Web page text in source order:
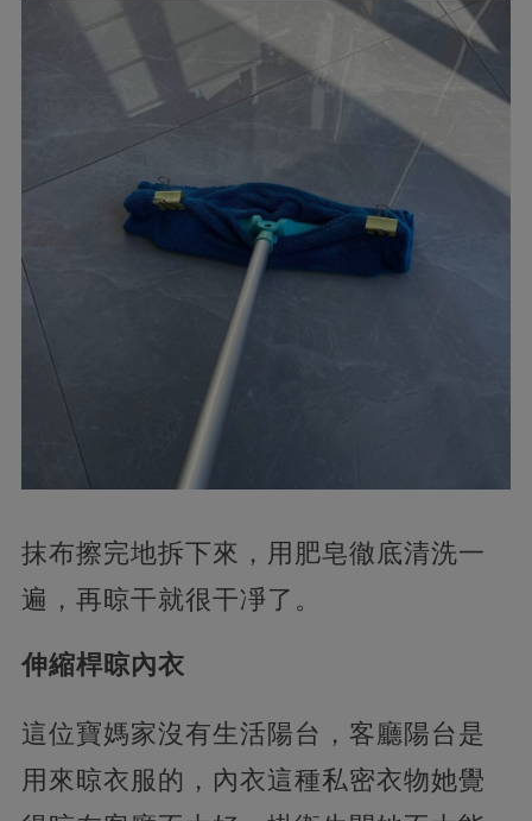
抹布擦完地拆下來，用肥皂徹底清洗一
遍，再晾干就很干凈了。
伸縮桿晾內衣
這位寶媽家沒有生活陽台，客廳陽台是
用來晾衣服的，內衣這種私密衣物她覺